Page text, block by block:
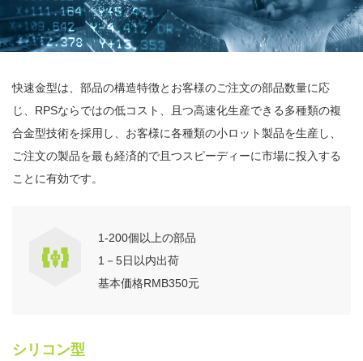
快速金型は、部品の構造特徴とお客様のご注文の部品数量に応
じ、RPSならではの低コスト、且つ高速化生産できる多種類の複
合金型技術を採用し、お客様に各種類の小ロット製品を生産し、
ご注文の製品を最も経済的で且つスピーディーに市場に投入する
ことに有効です。
1-200個以上の部品
1－5日以内出荷
基本価格RMB350元
シリコン型